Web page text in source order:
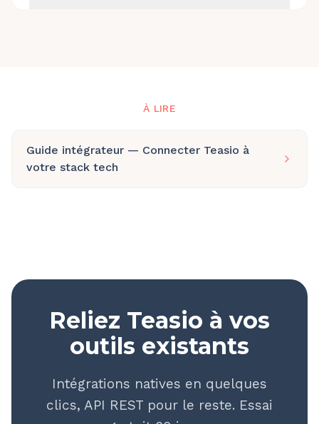
À LIRE
Guide intégrateur — Connecter Teasio à
votre stack tech
Reliez Teasio à vos
outils existants
Intégrations natives en quelques
clics, API REST pour le reste. Essai